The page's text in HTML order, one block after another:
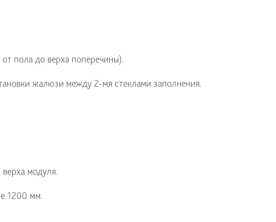
пола до верха поперечины).
жалюзи между 2-мя стеклами заполнения.
модуля.
1200 мм.